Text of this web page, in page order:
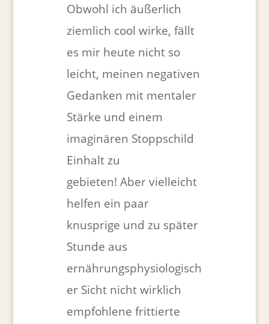
Obwohl ich äußerlich
ziemlich cool wirke, fällt
es mir heute nicht so
leicht, meinen negativen
Gedanken mit mentaler
Stärke und einem
imaginären Stoppschild
Einhalt zu
gebieten! Aber vielleicht
helfen ein paar
knusprige und zu später
Stunde aus
ernährungsphysiologisch
er Sicht nicht wirklich
empfohlene frittierte